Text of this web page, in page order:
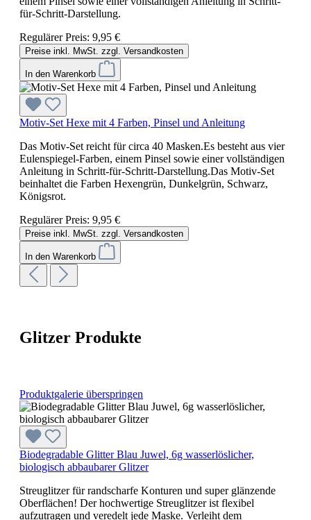
für-Schritt-Darstellung.
Regulärer Preis: 9,95 €
Preise inkl. MwSt. zzgl. Versandkosten
In den Warenkorb
Motiv-Set Hexe mit 4 Farben, Pinsel und Anleitung
Das Motiv-Set reicht für circa 40 Masken.Es besteht aus vier
Eulenspiegel-Farben, einem Pinsel sowie einer vollständigen
Anleitung in Schritt-für-Schritt-Darstellung.Das Motiv-Set
beinhaltet die Farben Hexengrün, Dunkelgrün, Schwarz,
Königsrot.
Regulärer Preis: 9,95 €
Preise inkl. MwSt. zzgl. Versandkosten
In den Warenkorb
Glitzer Produkte
Produktgalerie überspringen
Biodegradable Glitter Blau Juwel, 6g wasserlöslicher,
biologisch abbaubarer Glitzer
Streuglitzer für randscharfe Konturen und super glänzende
Oberflächen! Der hochwertige Streuglitzer ist flexibel
aufzutragen und veredelt jede Maske. Verleiht dem